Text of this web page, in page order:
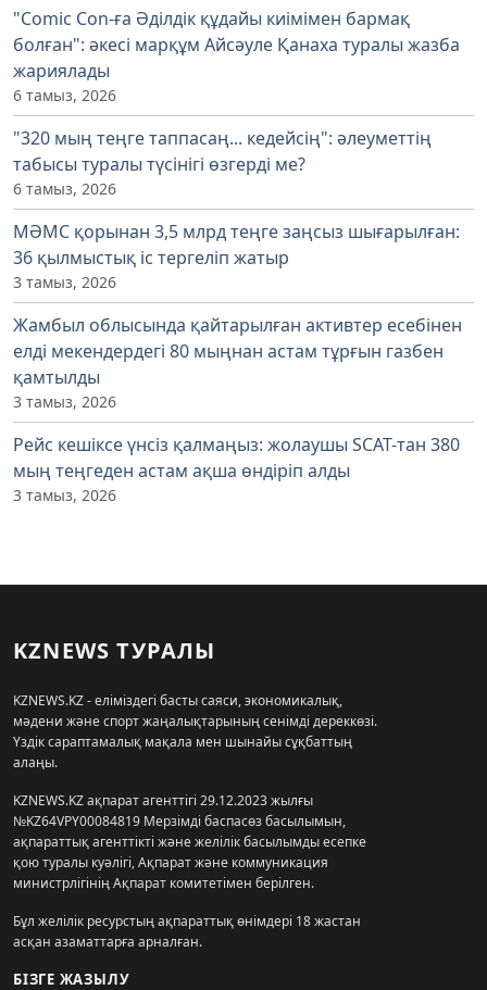
"Comic Con-ға Әділдік құдайы киімімен бармақ
болған": әкесі марқұм Айсәуле Қанаха туралы жазба
жариялады
6 тамыз, 2026
"320 мың теңге таппасаң... кедейсің": әлеуметтің
табысы туралы түсінігі өзгерді ме?
6 тамыз, 2026
МӘМС қорынан 3,5 млрд теңге заңсыз шығарылған:
36 қылмыстық іс тергеліп жатыр
3 тамыз, 2026
Жамбыл облысында қайтарылған активтер есебінен
елді мекендердегі 80 мыңнан астам тұрғын газбен
қамтылды
3 тамыз, 2026
Рейс кешіксе үнсіз қалмаңыз: жолаушы SCAT-тан 380
мың теңгеден астам ақша өндіріп алды
3 тамыз, 2026
KZNEWS ТУРАЛЫ
KZNEWS.KZ - еліміздегі басты саяси, экономикалық,
мәдени және спорт жаңалықтарының сенімді дереккөзі.
Үздік сараптамалық мақала мен шынайы сұқбаттың
алаңы.
KZNEWS.KZ ақпарат агенттігі 29.12.2023 жылғы
№KZ64VPY00084819 Мерзімді баспасөз басылымын,
ақпараттық агенттікті және желілік басылымды есепке
қою туралы куәлігі, Ақпарат және коммуникация
министрлігінің Ақпарат комитетімен берілген.
Бұл желілік ресурстың ақпараттық өнімдері 18 жастан
асқан азаматтарға арналған.
БІЗГЕ ЖАЗЫЛУ